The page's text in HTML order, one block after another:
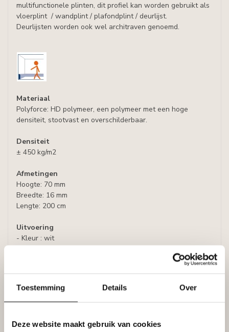
Toestemming Details Over
Deze website maakt gebruik van cookies
multifunctionele plinten, dit profiel kan worden gebruikt als
vloerplint / wandplint / plafondplint / deurlijst.
Deurlijsten worden ook wel architraven genoemd.
Materiaal
Polyforce: HD polymeer, een polymeer met een hoge
densiteit, stootvast en overschilderbaar.
Densiteit
± 450 kg/m2
Afmetingen
Hoogte: 70 mm
Breedte: 16 mm
Lengte: 200 cm
Uitvoering
- Kleur : wit
acrylverf, latex of muurverf (oplosmiddelvrij).